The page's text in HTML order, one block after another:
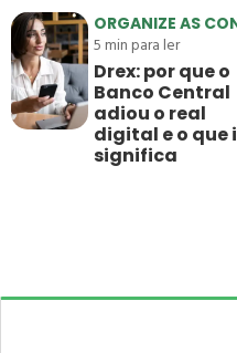
ORGANIZE AS
5min para ler
Drex: por que o
Banco Central
adiou o real
digital e o que
significa